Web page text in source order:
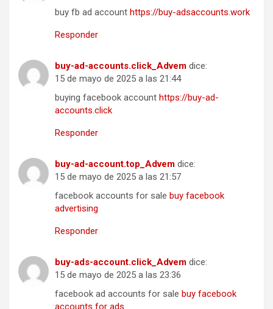
buy fb ad account https://buy-adsaccounts.work
Responder
buy-ad-accounts.click_Advem dice:
15 de mayo de 2025 a las 21:44
buying facebook account https://buy-ad-
accounts.click
Responder
buy-ad-account.top_Advem dice:
15 de mayo de 2025 a las 21:57
facebook accounts for sale buy facebook
advertising
Responder
buy-ads-account.click_Advem dice:
15 de mayo de 2025 a las 23:36
facebook ad accounts for sale buy facebook
accounts for ads